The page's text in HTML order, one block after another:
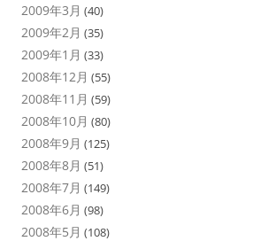
2009年3月 (40)
2009年2月 (35)
2009年1月 (33)
2008年12月 (55)
2008年11月 (59)
2008年10月 (80)
2008年9月 (125)
2008年8月 (51)
2008年7月 (149)
2008年6月 (98)
2008年5月 (108)